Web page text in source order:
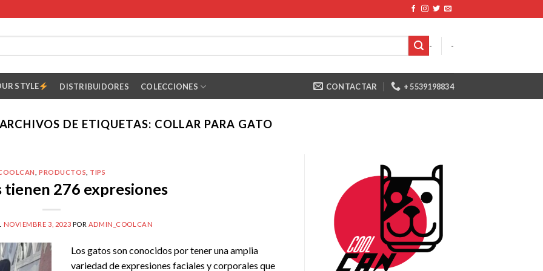
- -
STYLE DISTRIBUIDORES COLECCIONES CONTACTAR + 5539198834
ARCHIVOS DE ETIQUETAS: COLLAR PARA GATO
,PRODUCTOS TIPS
tienen 276 expresiones
NOVIEMBRE 3, 2023 POR ADMIN_COOLCAN
Los gatos son conocidos por tener una amplia
variedad de expresiones faciales y corporales que